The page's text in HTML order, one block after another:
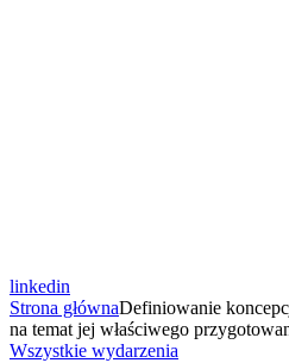
linkedin
Strona głównaDefiniowanie
na temat jej właściwego
Wszystkie wydarzenia